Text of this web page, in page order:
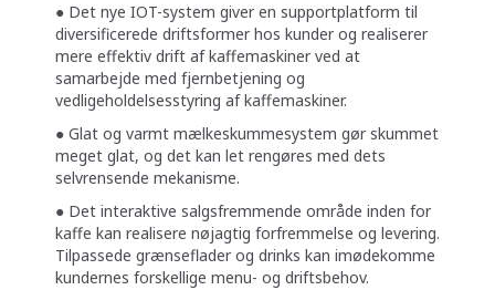
● Det nye IOT-system giver en supportplatform til
diversificerede driftsformer hos kunder og realiserer
mere effektiv drift af kaffemaskiner ved at
samarbejde med fjernbetjening og
vedligeholdelsesstyring af kaffemaskiner.
● Glat og varmt mælkeskummesystem gør skummet
meget glat, og det kan let rengøres med dets
selvrensende mekanisme.
● Det interaktive salgsfremmende område inden for
kaffe kan realisere nøjagtig forfremmelse og levering.
Tilpassede grænseflader og drinks kan imødekomme
kundernes forskellige menu- og driftsbehov.